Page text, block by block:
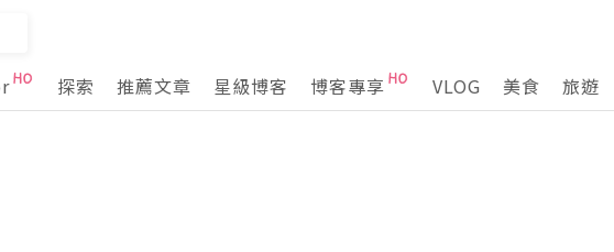
探索 推薦文章 星級博客 博客專享 VLOG 美食 旅遊